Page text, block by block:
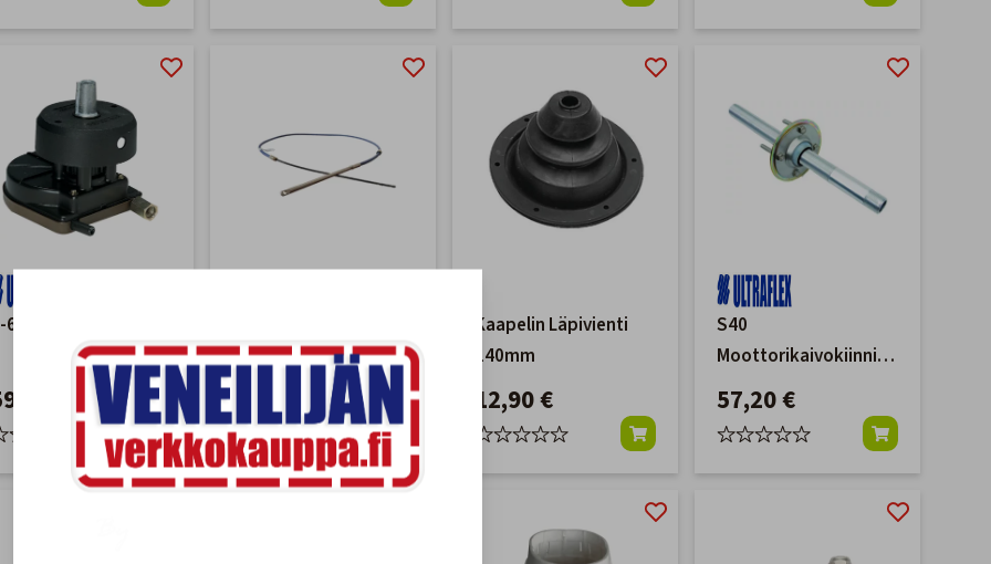
67 Ohjauspesä
€
Ohjauskaapeli Yli 55hv
Alk. 99,00 €
Kaapelin Läpivienti
140mm
12,90 €
S40
Moottorikaivokiinnike
Alumiini
57,20 €